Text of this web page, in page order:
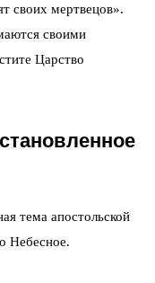
своих мертвецов».
своими
Царство
тема апостольской
Небесное.